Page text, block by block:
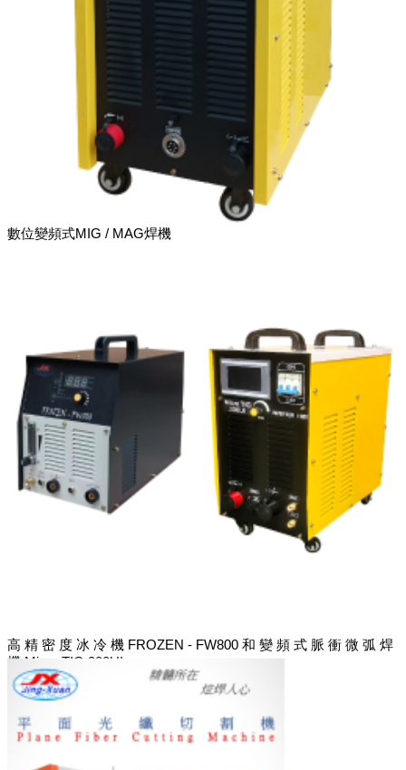
數位變頻式MIG / MAG焊機
高 精 密 度 冰 冷 機 FROZEN - FW800 和 變 頻 式 脈 衝 微 弧 焊
機 Micro TIG 300UI